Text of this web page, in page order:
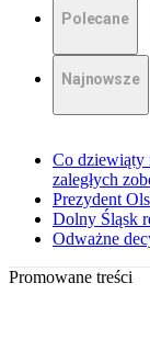
Polecane
Najnowsze
Co dziewiąty
zaległych
Prezydent
Dolny Śląsk
Odważne
Promowane treści